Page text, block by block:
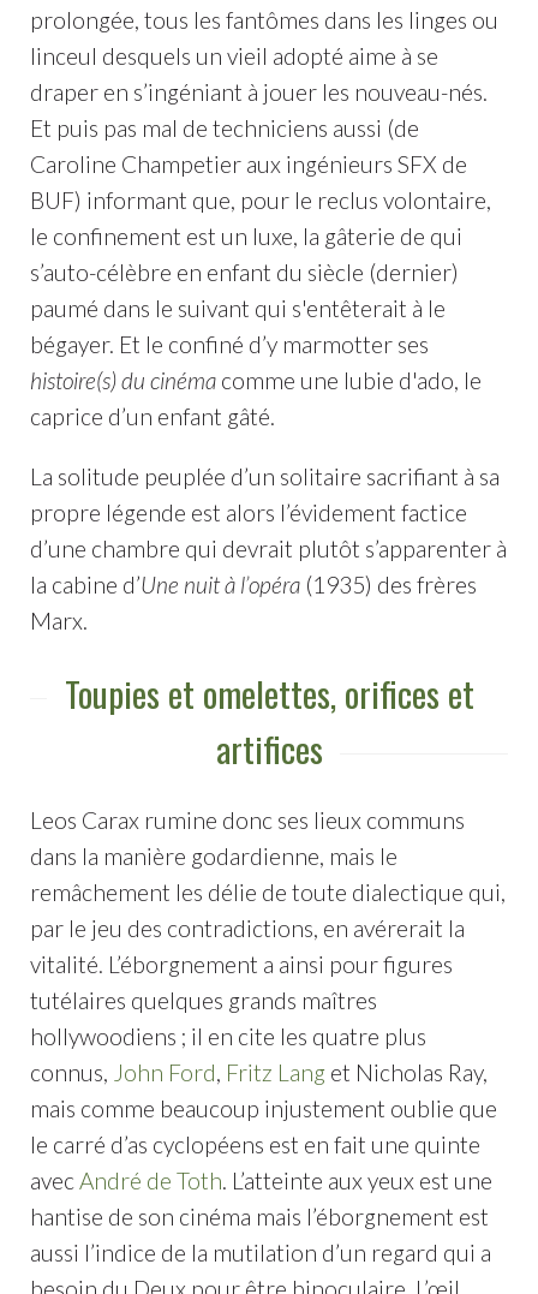
prolongée, tous les fantômes dans les linges ou
linceul desquels un vieil adopté aime à se
draper en s’ingéniant à jouer les nouveau-nés.
Et puis pas mal de techniciens aussi (de
Caroline Champetier aux ingénieurs SFX de
BUF) informant que, pour le reclus volontaire,
le confinement est un luxe, la gâterie de qui
s’auto-célèbre en enfant du siècle (dernier)
paumé dans le suivant qui s'entêterait à le
bégayer. Et le confiné d’y marmotter ses
histoire(s) du cinémacomme une lubie d'ado, le
caprice d’un enfant gâté.
La solitude peuplée d’un solitaire sacrifiant à sa
propre légende est alors l’évidement factice
d’une chambre qui devrait plutôt s’apparenter à
la cabine d’Une nuit à l’opéra(1935) des frères
Marx.
Toupies et omelettes, orifices et
artifices
Leos Carax rumine donc ses lieux communs
dans la manière godardienne, mais le
remâchement les délie de toute dialectique qui,
par le jeu des contradictions, en avérerait la
vitalité. L’éborgnement a ainsi pour figures
tutélaires quelques grands maîtres
hollywoodiens ; il en cite les quatre plus
connus, John Ford, Fritz Langet Nicholas Ray,
mais comme beaucoup injustement oublie que
le carré d’as cyclopéens est en fait une quinte
avecAndré de Toth. L’atteinte aux yeux est une
hantise de son cinéma mais l’éborgnement est
aussi l’indice de la mutilation d’un regard qui a
besoin du Deux pour être binoculaire. L’œil